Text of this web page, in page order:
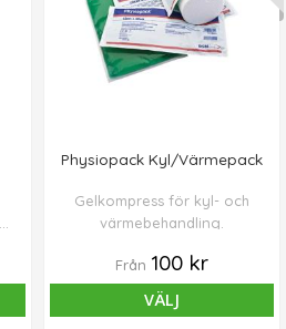
Physiopack Kyl/Värmepack
Gelkompress för kyl- och
värmebehandling.
Från 100 kr
VÄLJ